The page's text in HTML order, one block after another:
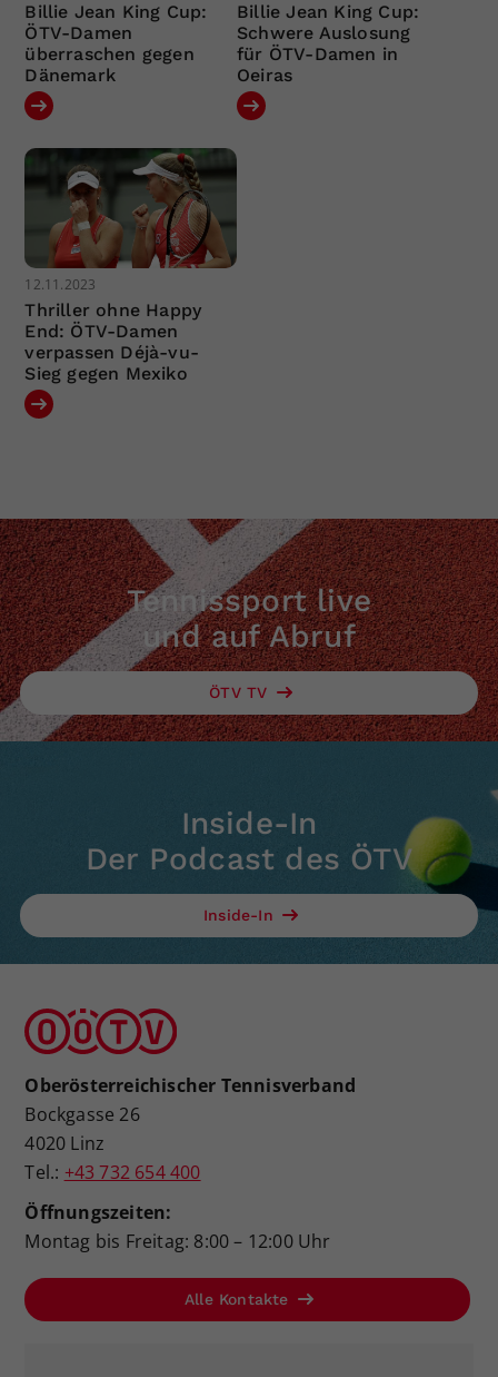
Billie Jean King Cup:
ÖTV-Damen
überraschen gegen
Dänemark
Billie Jean King Cup:
Schwere Auslosung
für ÖTV-Damen in
Oeiras
12.11.2023
Thriller ohne Happy
End: ÖTV-Damen
verpassen Déjà-vu-
Sieg gegen Mexiko
Tennissport live
und auf Abruf
ÖTV TV
Inside-In
Der Podcast des ÖTV
Inside-In
Oberösterreichischer Tennisverband
Bockgasse 26
4020 Linz
Tel.: +43 732 654 400
Öffnungszeiten:
Montag bis Freitag: 8:00 – 12:00 Uhr
Alle Kontakte